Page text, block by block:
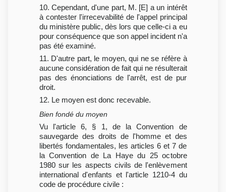
10. Cependant, d'une part, M. [E] a un intérêt
à contester l'irrecevabilité de l'appel principal
du ministère public, dès lors que celle-ci a eu
pour conséquence que son appel incident n'a
pas été examiné.
11. D'autre part, le moyen, qui ne se réfère à
aucune considération de fait qui ne résulterait
pas des énonciations de l'arrêt, est de pur
droit.
12. Le moyen est donc recevable.
Bien fondé du moyen
Vu l'article 6, § 1, de la Convention de
sauvegarde des droits de l'homme et des
libertés fondamentales, les articles 6 et 7 de
la Convention de La Haye du 25 octobre
1980 sur les aspects civils de l'enlèvement
international d'enfants et l'article 1210-4 du
code de procédure civile :